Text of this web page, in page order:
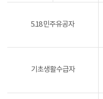
5.18 민주유공자
기초생활수급자